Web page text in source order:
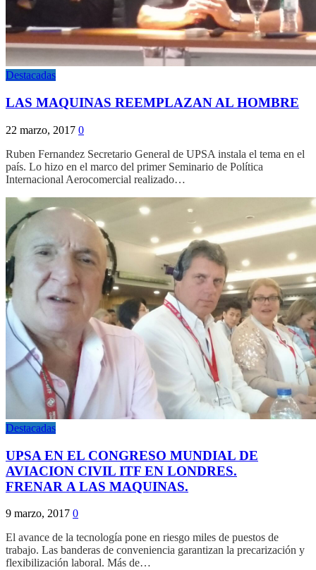
Destacadas
LAS MAQUINAS REEMPLAZAN AL HOMBRE
22 marzo, 2017 0
Ruben Fernandez Secretario General de UPSA instala el tema en el
país. Lo hizo en el marco del primer Seminario de Política
Internacional Aerocomercial realizado…
Destacadas
UPSA EN EL CONGRESO MUNDIAL DE
AVIACION CIVIL ITF EN LONDRES.
FRENAR A LAS MAQUINAS.
9 marzo, 2017 0
El avance de la tecnología pone en riesgo miles de puestos de
trabajo. Las banderas de conveniencia garantizan la precarización y
flexibilización laboral. Más de…